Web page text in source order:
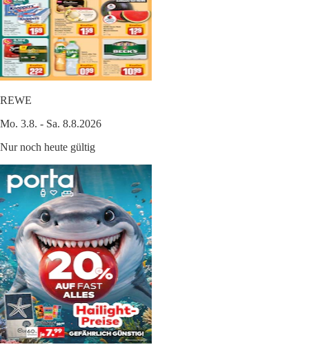
REWE
Mo. 3.8. - Sa. 8.8.2026
Nur noch heute gültig